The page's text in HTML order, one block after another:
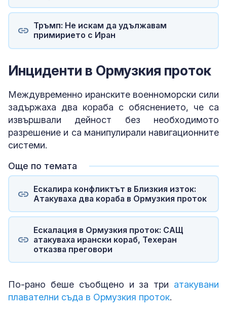
Тръмп: Не искам да удължавам
примирието с Иран
Инциденти в Ормузкия проток
Междувременно иранските военноморски сили
задържаха два кораба с обяснението, че са
извършвали дейност без необходимото
разрешение и са манипулирали навигационните
системи.
Още по темата
Ескалира конфликтът в Близкия изток:
Атакуваха два кораба в Ормузкия проток
Ескалация в Ормузкия проток: САЩ
атакуваха ирански кораб, Техеран
отказва преговори
По-рано беше съобщено и за три атакувани
плавателни съда в Ормузкия проток.